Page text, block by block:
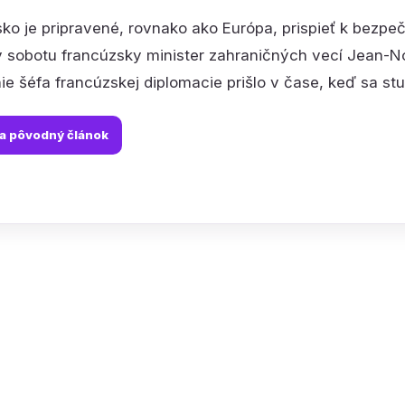
je pripravené, rovnako ako Európa, prispieť k
sobotu francúzsky minister zahraničných vecí Jean-
šéfa francúzskej diplomacie prišlo v čase, keď sa
pôvodný článok